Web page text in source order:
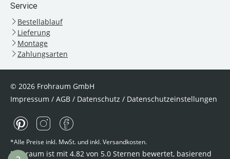
Service
Bestellablauf
Lieferung
Montage
Zahlungsarten
© 2026 Frohraum GmbH
Impressum / AGB / Datenschutz / Datenschutzeinstellungen
*Alle Preise inkl. MwSt. und inkl. Versandkosten.
Frohraum ist mit 4.82 von 5.0 Sternen bewertet, basierend